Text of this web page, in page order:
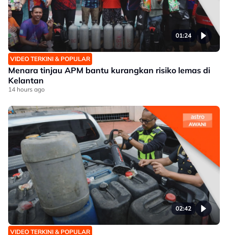
01:24
VIDEO TERKINI & POPULAR
Menara tinjau APM bantu kurangkan risiko lemas di
Kelantan
14 hours ago
02:42
VIDEO TERKINI & POPULAR